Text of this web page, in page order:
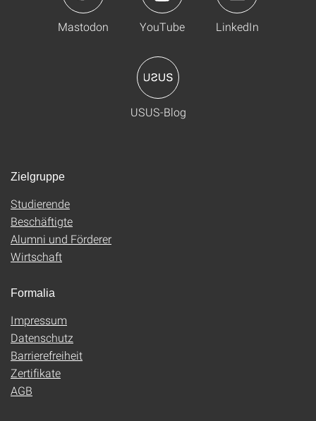
Mastodon YouTube LinkedIn
USUS-Blog
Zielgruppe
Studierende
Beschäftigte
Alumni und Förderer
Wirtschaft
Formalia
Impressum
Datenschutz
Barrierefreiheit
Zertifikate
AGB